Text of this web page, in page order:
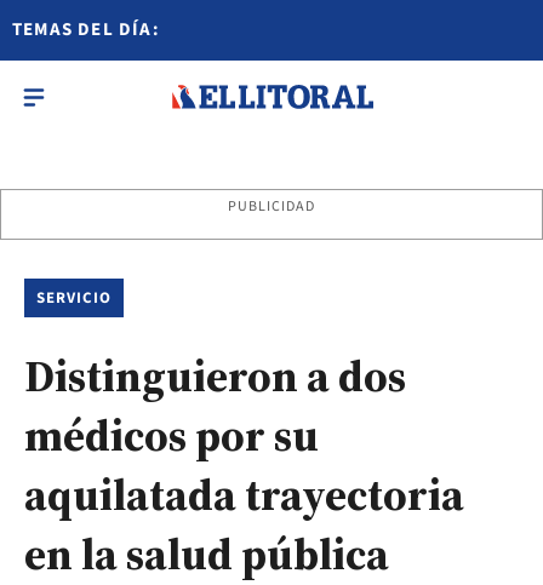
TEMAS DEL DÍA:
PUBLICIDAD
SERVICIO
Distinguieron a dos
médicos por su
aquilatada trayectoria
en la salud pública